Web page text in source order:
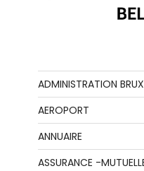
ADMINISTRATION
AEROPORT
ANNUAIRE
ASSURANCE -